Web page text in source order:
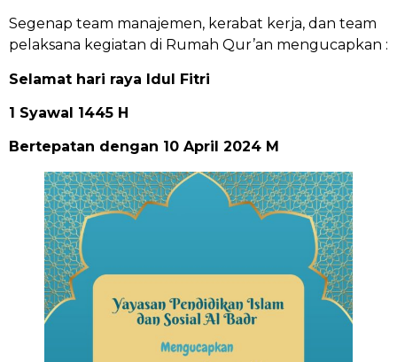
Segenap team manajemen, kerabat kerja, dan team
pelaksana kegiatan di Rumah Qur’an mengucapkan :
Selamat hari raya Idul Fitri
1 Syawal 1445 H
Bertepatan dengan 10 April 2024 M